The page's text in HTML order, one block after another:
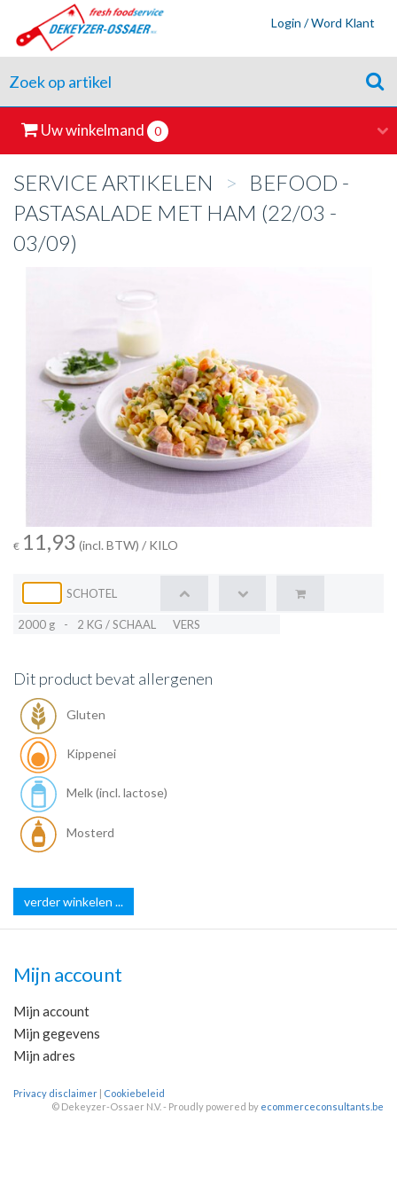
Login / Word Klant
Uw winkelmand 0
SERVICE ARTIKELEN > BEFOOD -
PASTASALADE MET HAM (22/03 -
03/09)
€ 11,93 (incl. BTW) / KILO
SCHOTEL
2000 g - 2 KG / SCHAAL VERS
Dit product bevat allergenen
Gluten
Kippenei
Melk (incl. lactose)
Mosterd
verder winkelen ...
Mijn account
Mijn account
Mijn gegevens
Mijn adres
Privacy disclaimer | Cookiebeleid
© Dekeyzer-Ossaer N.V. - Proudly powered by ecommerceconsultants.be